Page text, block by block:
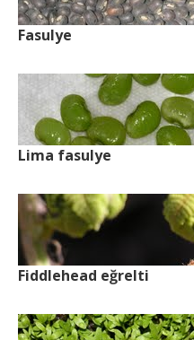
Fasulye
Lima fasulye
Fiddlehead eğrelti